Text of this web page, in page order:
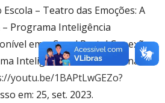
– Teatro das Emoções: A
Programa Inteligência
em: <Canal Portal Conexão
Inteligência Socioemocional.
youtu.be/1BAPtLwGEZo?
em: 25, set. 2023.